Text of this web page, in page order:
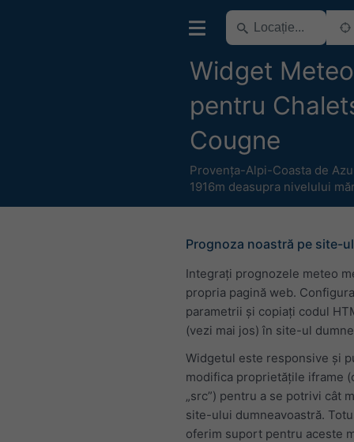
Widget
pentru
Cougne
Provența-Alpi-Coasta de
1916m deasupra nivelului
Prognoza noastră pe site-
Integrați prognozele meteo
propria pagină web.
parametrii și copiați codul
(vezi mai jos) în site-ul
Widgetul este responsive și
modifica proprietățile iframe
„src”) pentru a se potrivi cât
site-ului dumneavoastră.
oferim suport pentru aceste